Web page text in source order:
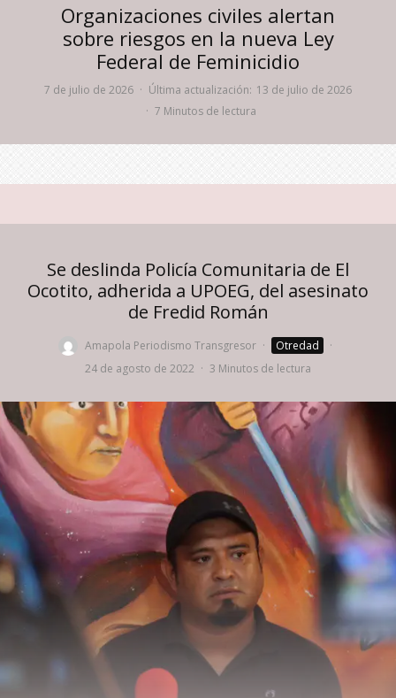
Organizaciones civiles alertan
sobre riesgos en la nueva Ley
Federal de Feminicidio
7 de julio de 2026 · Última actualización: 13 de julio de 2026
· 7 Minutos de lectura
Se deslinda Policía Comunitaria de El
Ocotito, adherida a UPOEG, del asesinato
de Fredid Román
Amapola Periodismo Transgresor · Otredad
·
24 de agosto de 2022 · 3 Minutos de lectura